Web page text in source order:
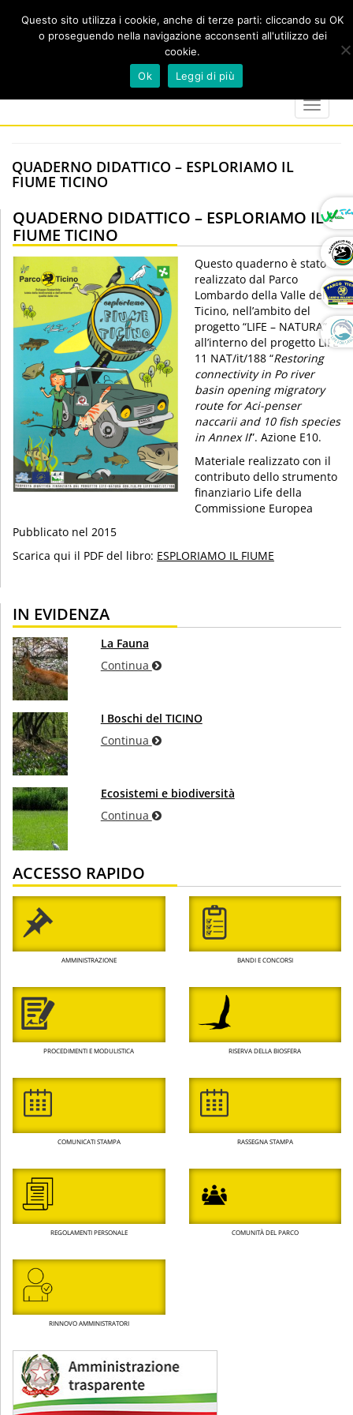
marker
calendar
Toggle
QUADERNO DIDATTICO – ESPLORIAMO IL
FIUME TICINO
QUADERNO DIDATTICO – ESPLORIAMO IL
FIUME TICINO
Questo quaderno è stato
realizzato dal Parco
Lombardo della Valle del
Ticino, nell’ambito del
progetto “LIFE – NATURA”
all’interno del progetto LIFE
11 NAT/it/188 “Restoring
connectivity in Po river
basin opening migratory
route for Aci-penser
naccarii and 10 fish species
in Annex II”. Azione E10.
Materiale realizzato con il
contributo dello strumento
finanziario Life della
Commissione Europea
Pubblicato nel 2015
Scarica qui il PDF del libro: ESPLORIAMO IL FIUME
IN EVIDENZA
La Fauna
Continua
I Boschi del TICINO
Continua
Ecosistemi e biodiversità
Continua
ACCESSO RAPIDO
AMMINISTRAZIONE BANDI E CONCORSI
PROCEDIMENTI E MODULISTICA RISERVA DELLA BIOSFERA
COMUNICATI STAMPA RASSEGNA STAMPA
REGOLAMENTI PERSONALE COMUNITÀ DEL PARCO
RINNOVO AMMINISTRATORI
Questo sito utilizza i cookie, anche di terze parti: cliccando su OK
o proseguendo nella navigazione acconsenti all'utilizzo dei
cookie.
Ok
Leggi di più